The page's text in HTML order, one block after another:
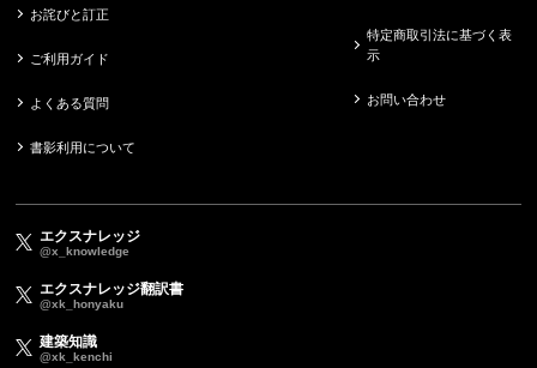
お詫びと訂正
ご利用ガイド
よくある質問
書影利用について
特定商取引法に基づく表
示
お問い合わせ
エクスナレッジ
@x_knowledge
エクスナレッジ翻訳書
@xk_honyaku
建築知識
@xk_kenchi